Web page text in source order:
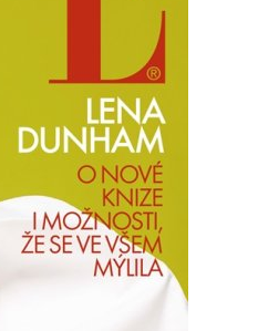
Marianne Bydlení